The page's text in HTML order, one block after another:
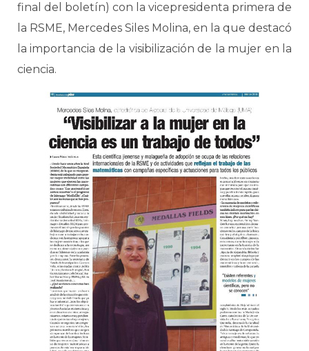
final del boletín) con la vicepresidenta primera de
la RSME, Mercedes Siles Molina, en la que destacó
la importancia de la visibilización de la mujer en la
ciencia.